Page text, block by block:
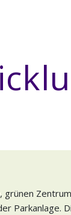
grünen